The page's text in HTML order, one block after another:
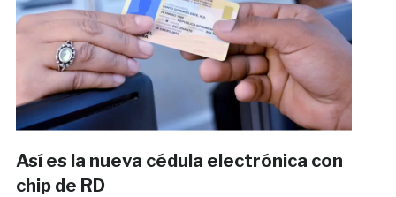
Así es la nueva cédula electrónica con
chip de RD